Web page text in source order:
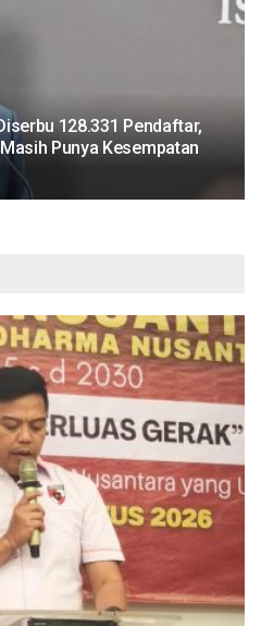
128.331 Pendaftar,
Punya Kesempatan